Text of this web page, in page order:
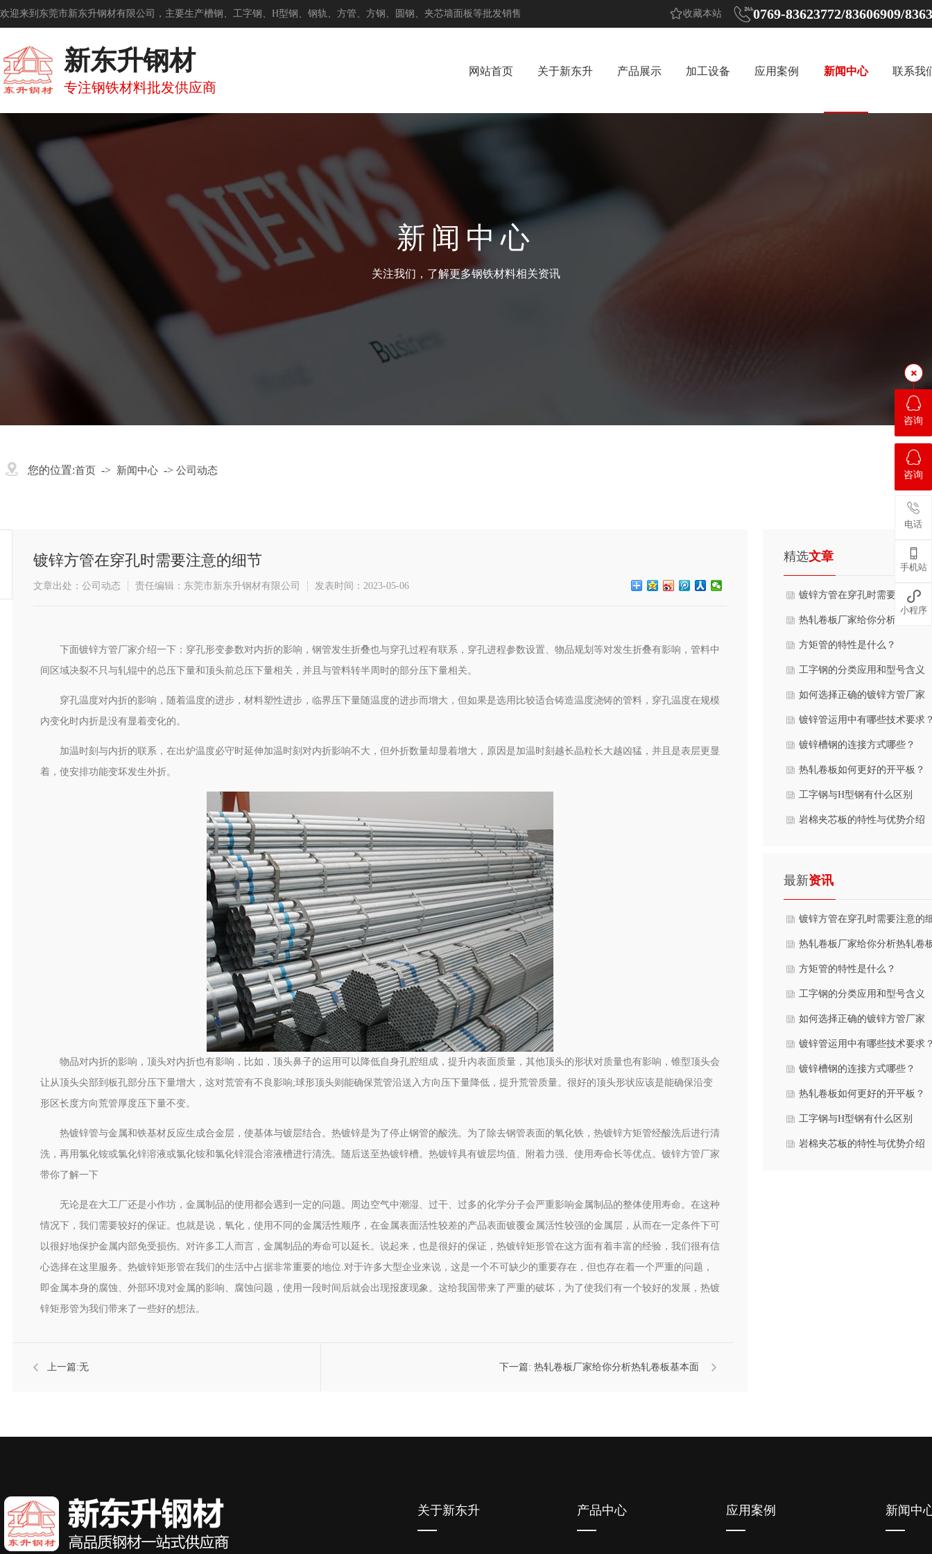
欢迎来到东莞市新东升钢材有限公司，主要生产槽钢、工字钢、H型钢、钢轨、方管、方钢、圆钢、夹芯墙面板等批发销售 收藏本站 0769-83623772/83606909/
新东升钢材
专注钢铁材料批发供应商
网站首页 关于新东升 产品展示 加工设备 应用案例 新闻中心 联系我
新闻中心
关注我们，了解更多钢铁材料相关资讯
您的位置:首页 -> 新闻中心 -> 公司动态
镀锌方管在穿孔时需要注意的细节
文章出处：公司动态 责任编辑：东莞市新东升钢材有限公司 发表时间：2023-05-06
下面镀锌方管厂家介绍一下：穿孔形变参数对内折的影响，钢管发生折叠也与穿孔过程有联系，穿孔进程参数设置、物品规划等对发生折叠有影响，管料中
间区域决裂不只与轧辊中的总压下量和顶头前总压下量相关，并且与管料转半周时的部分压下量相关。
穿孔温度对内折的影响，随着温度的进步，材料塑性进步，临界压下量随温度的进步而增大，但如果是选用比较适合铸造温度浇铸的管料，穿孔温度在规模
内变化时内折是没有显着变化的。
加温时刻与内折的联系，在出炉温度必守时延伸加温时刻对内折影响不大，但外折数量却显着增大，原因是加温时刻越长晶粒长大越凶猛，并且是表层更显
着，使安排功能变坏发生外折。
物品对内折的影响，顶头对内折也有影响，比如，顶头鼻子的运用可以降低自身孔腔组成，提升内表面质量，其他顶头的形状对质量也有影响，锥型顶头会
让从顶头尖部到板孔部分压下量增大，这对荒管有不良影响;球形顶头则能确保荒管沿送入方向压下量降低，提升荒管质量。很好的顶头形状应该是能确保沿变
形区长度方向荒管厚度压下量不变。
热镀锌管与金属和铁基材反应生成合金层，使基体与镀层结合。热镀锌是为了停止钢管的酸洗。为了除去钢管表面的氧化铁，热镀锌方矩管经酸洗后进行清
洗，再用氯化铵或氯化锌溶液或氯化铵和氯化锌混合溶液槽进行清洗。随后送至热镀锌槽。热镀锌具有镀层均值、附着力强、使用寿命长等优点。镀锌方管厂家
带你了解一下
无论是在大工厂还是小作坊，金属制品的使用都会遇到一定的问题。周边空气中潮湿、过干、过多的化学分子会严重影响金属制品的整体使用寿命。在这种
情况下，我们需要较好的保证。也就是说，氧化，使用不同的金属活性顺序，在金属表面活性较差的产品表面镀覆金属活性较强的金属层，从而在一定条件下可
以很好地保护金属内部免受损伤。对许多工人而言，金属制品的寿命可以延长。说起来，也是很好的保证，热镀锌矩形管在这方面有着丰富的经验，我们很有信
心选择在这里服务。热镀锌矩形管在我们的生活中占据非常重要的地位.对于许多大型企业来说，这是一个不可缺少的重要存在，但也存在着一个严重的问题，
即金属本身的腐蚀、外部环境对金属的影响、腐蚀问题，使用一段时间后就会出现报废现象。这给我国带来了严重的破坏，为了使我们有一个较好的发展，热镀
锌矩形管为我们带来了一些好的想法。
上一篇:无 下一篇: 热轧卷板厂家给你分析热轧卷板基本面
精选文章
镀锌方管在穿孔时需要注意的
热轧卷板厂家给你分析热轧卷
本面
方矩管的特性是什么？
工字钢的分类应用和型号含义
如何选择正确的镀锌方管厂家
镀锌管运用中有哪些技术要求
镀锌槽钢的连接方式哪些？
热轧卷板如何更好的开平板？
工字钢与H型钢有什么区别
岩棉夹芯板的特性与优势介绍
最新资讯
镀锌方管在穿孔时需要注意的
热轧卷板厂家给你分析热轧卷
本面
方矩管的特性是什么？
工字钢的分类应用和型号含义
如何选择正确的镀锌方管厂家
镀锌管运用中有哪些技术要求
镀锌槽钢的连接方式哪些？
热轧卷板如何更好的开平板？
工字钢与H型钢有什么区别
岩棉夹芯板的特性与优势介绍
关于新东升 产品中心 应用案例 新闻中
咨询
咨询
电话

手机站

小程序